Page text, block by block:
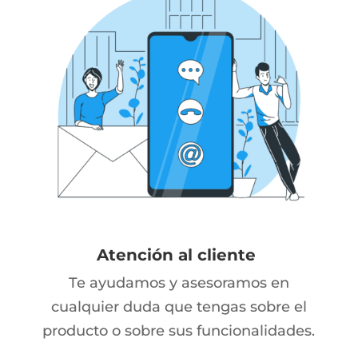
Atención al cliente
Te ayudamos y asesoramos en
cualquier duda que tengas sobre el
producto o sobre sus funcionalidades.